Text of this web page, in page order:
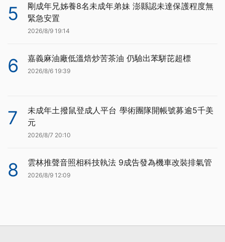
5
剛成年兄姊養8名未成年弟妹 澎縣認未達保護程度無
緊急安置
2026/8/9 19:14
6 嘉義麻油廠低溫焙炒苦茶油 仍驗出苯駢芘超標
2026/8/6 19:39
7
未成年土撥鼠登成人平台 學術團隊開帳號募逾5千美
元
2026/8/7 20:10
8 雲林推聲音照相科技執法 9成告發為機車改裝排氣管
2026/8/9 12:09